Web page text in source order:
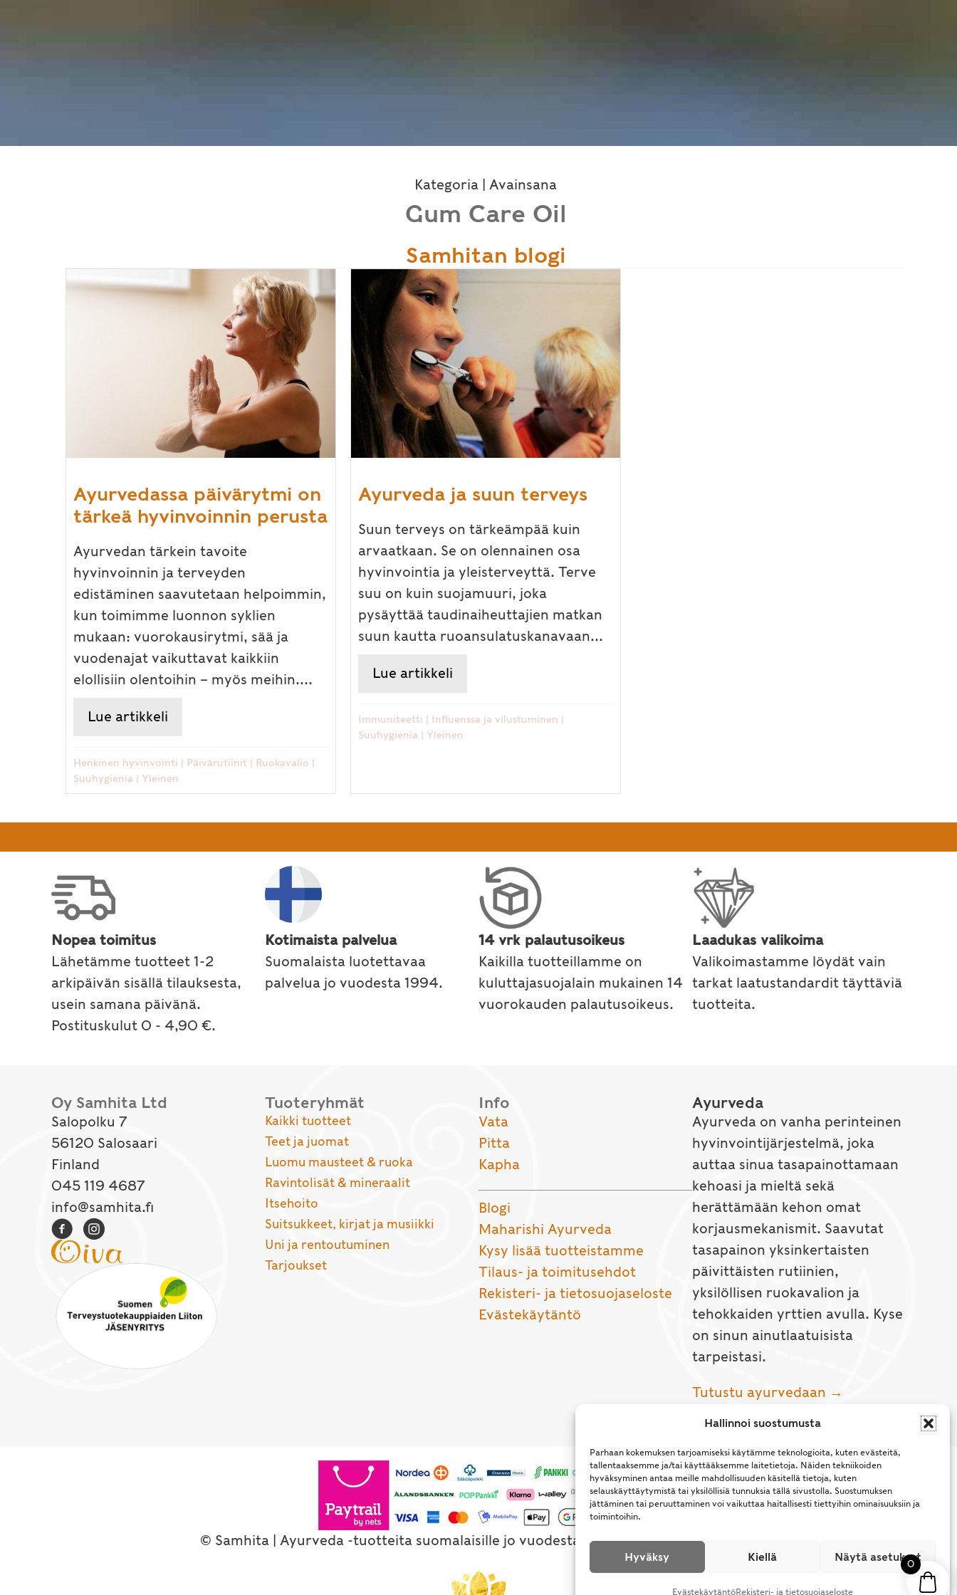
Hallinnoi suostumusta
Parhaan kokemuksen tarjoamiseksi käytämme teknologioita, kuten evästeitä,
tallentaaksemme ja/tai käyttääksemme laitetietoja. Näiden tekniikoiden
hyväksyminen antaa meille mahdollisuuden käsitellä tietoja, kuten
selauskäyttäytymistä tai yksilöllisiä tunnuksia tällä sivustolla. Suostumuksen
jättäminen tai peruuttaminen voi vaikuttaa haitallisesti tiettyihin ominaisuuksiin ja
toimintoihin.
Hyväksy Kiellä Näytä asetukset
EvästekäytäntöRekisteri- ja tietosuojaseloste
Kategoria | Avainsana
Gum Care Oil
Samhitan blogi
Ayurvedassa päivärytmi on
tärkeä hyvinvoinnin perusta
Ayurvedan tärkein tavoite
hyvinvoinnin ja terveyden
edistäminen saavutetaan helpoimmin,
kun toimimme luonnon syklien
mukaan: vuorokausirytmi, sää ja
vuodenajat vaikuttavat kaikkiin
elollisiin olentoihin – myös meihin....
Lue artikkeli about Ayurvedassa päivärytmi on tärkeä hyvinvoinnin perusta
Henkinen hyvinvointi | Päivärutiinit | Ruokavalio |
Suuhygienia | Yleinen
Ayurveda ja suun terveys
Suun terveys on tärkeämpää kuin
arvaatkaan. Se on olennainen osa
hyvinvointia ja yleisterveyttä. Terve
suu on kuin suojamuuri, joka
pysäyttää taudinaiheuttajien matkan
suun kautta ruoansulatuskanavaan...
Lue artikkeli
Immuniteetti | Influenssa ja vilustuminen |
Suuhygienia | Yleinen
Nopea toimitus
Lähetämme tuotteet 1-2
arkipäivän sisällä tilauksesta,
usein samana päivänä.
Postituskulut 0 - 4,90 €.
Kotimaista palvelua
Suomalaista luotettavaa
palvelua jo vuodesta 1994.
14 vrk palautusoikeus
Kaikilla tuotteillamme on
kuluttajasuojalain mukainen 14
vuorokauden palautusoikeus.
Laadukas valikoima
Valikoimastamme löydät vain
tarkat laatustandardit täyttäviä
tuotteita.
Oy Samhita Ltd
Salopolku 7
56120 Salosaari
Finland
045 119 4687
info@samhita.fi
Tuoteryhmät
Kaikki tuotteet
Teet ja juomat
Luomu mausteet & ruoka
Ravintolisät & mineraalit
Itsehoito
Suitsukkeet, kirjat ja musiikki
Uni ja rentoutuminen
Tarjoukset
Info
Vata
Pitta
Kapha
Blogi
Maharishi Ayurveda
Kysy lisää tuotteistamme
Tilaus- ja toimitusehdot
Rekisteri- ja tietosuojaseloste
Evästekäytäntö
Ayurveda
Ayurveda on vanha perinteinen
hyvinvointijärjestelmä, joka
auttaa sinua tasapainottamaan
kehoasi ja mieltä sekä
herättämään kehon omat
korjausmekanismit. Saavutat
tasapainon yksinkertaisten
päivittäisten rutiinien,
yksilöllisen ruokavalion ja
tehokkaiden yrttien avulla. Kyse
on sinun ainutlaatuisista
tarpeistasi.
Tutustu ayurvedaan →
© Samhita | Ayurveda -tuotteita suomalaisille jo vuodesta 1994. All Rights Reserved.
0